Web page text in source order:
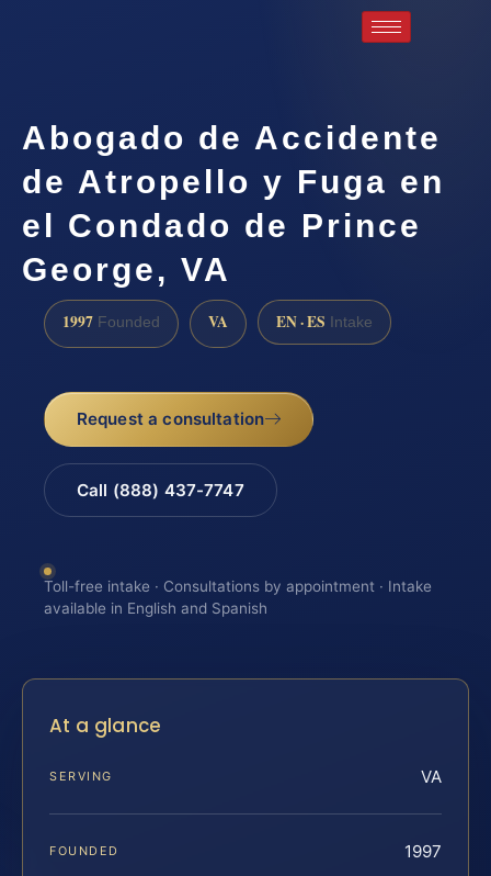
Abogado de Accidente
de Atropello y Fuga en
el Condado de Prince
George, VA
1997 Founded VA EN · ES Intake
Request a consultation
Call (888) 437-7747
Toll-free intake · Consultations by appointment · Intake
available in English and Spanish
At a glance
SERVING VA
FOUNDED 1997